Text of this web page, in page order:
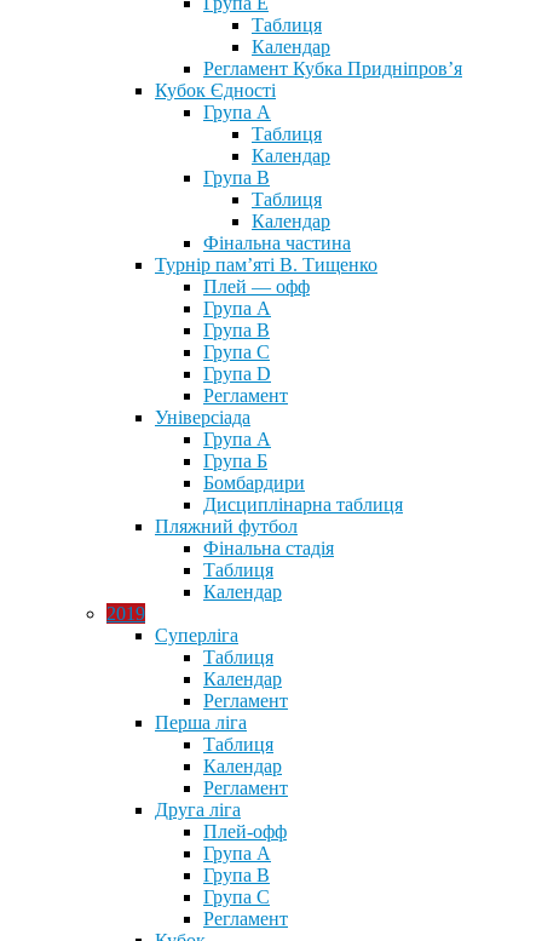
Таблиця
Календар
Регламент Кубка Придніпров’я
Кубок Єдності
Група А
Таблиця
Календар
Група В
Таблиця
Календар
Фінальна частина
Турнір пам’яті В. Тищенко
Плей — офф
Група А
Група B
Група С
Група D
Регламент
Універсіада
Група А
Група Б
Бомбардири
Дисциплінарна таблиця
Пляжний футбол
Фінальна стадія
Таблиця
Календар
2019
Суперліга
Таблиця
Календар
Регламент
Перша ліга
Таблиця
Календар
Регламент
Друга ліга
Плей-офф
Група А
Група В
Група С
Регламент